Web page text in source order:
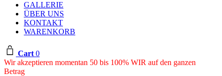
GALLERIE
ÜBER UNS
KONTAKT
WARENKORB
Cart 0
Wir akzeptieren momentan 50 bis 100% WIR auf den ganzen
Betrag